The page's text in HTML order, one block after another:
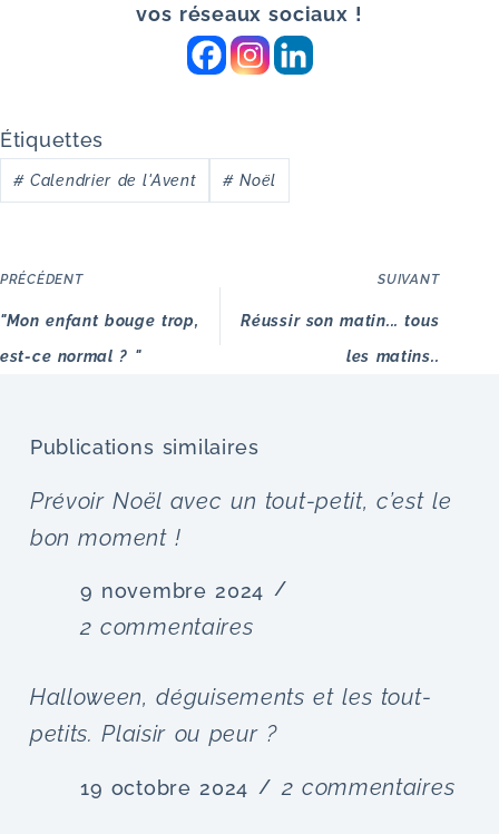
vos réseaux sociaux !
Étiquettes
#Calendrier de l'Avent #Noël
PRÉCÉDENT
"Mon enfant bouge trop,
est-ce normal ? "
SUIVANT
Réussir son matin... tous
les matins..
Publications similaires
Prévoir Noël avec un tout-petit, c’est le
bon moment !
9 novembre 2024
2 commentaires
Halloween, déguisements et les tout-
petits. Plaisir ou peur ?
19 octobre 2024 2 commentaires